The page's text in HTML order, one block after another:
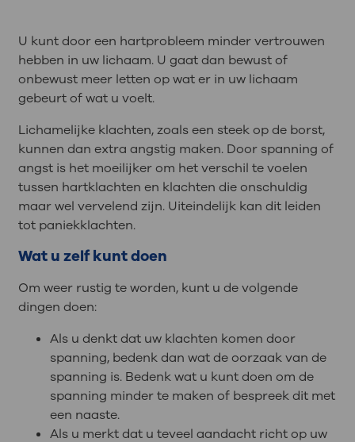
U kunt door een hartprobleem minder vertrouwen
hebben in uw lichaam. U gaat dan bewust of
onbewust meer letten op wat er in uw lichaam
gebeurt of wat u voelt.
Lichamelijke klachten, zoals een steek op de borst,
kunnen dan extra angstig maken. Door spanning of
angst is het moeilijker om het verschil te voelen
tussen hartklachten en klachten die onschuldig
maar wel vervelend zijn. Uiteindelijk kan dit leiden
tot paniekklachten.
Wat u zelf kunt doen
Om weer rustig te worden, kunt u de volgende
dingen doen:
Als u denkt dat uw klachten komen door
spanning, bedenk dan wat de oorzaak van de
spanning is. Bedenk wat u kunt doen om de
spanning minder te maken of bespreek dit met
een naaste.
Als u merkt dat u teveel aandacht richt op uw